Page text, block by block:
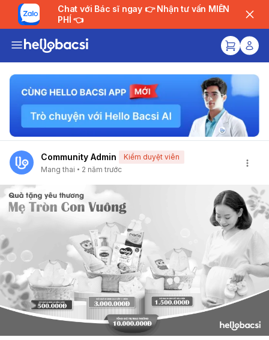
Chat với Bác sĩ ngay 👉 Nhận tư vấn MIỄN
PHÍ 👈
Community Admin
Kiểm duyệt viên
Mang thai
2 năm trước